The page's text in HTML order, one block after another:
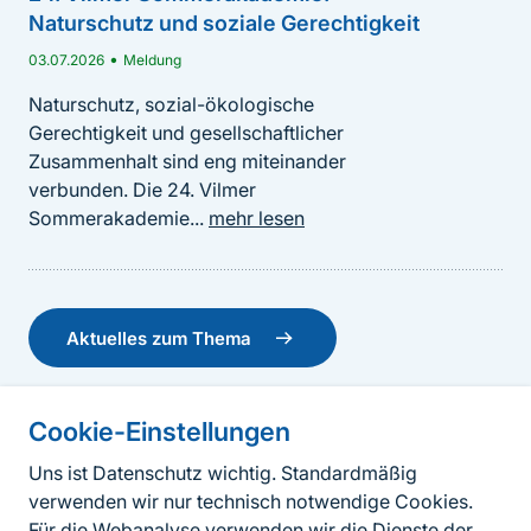
Cookie-Einstellungen
Uns ist Datenschutz wichtig. Standardmäßig
verwenden wir nur technisch notwendige Cookies.
Naturschutz und soziale Gerechtigkeit
03.07.2026 • Meldung
Naturschutz, sozial-ökologische
Gerechtigkeit und gesellschaftlicher
Zusammenhalt sind eng miteinander
verbunden. Die 24. Vilmer
Sommerakademie... mehr lesen
Aktuelles zum Thema
Aktuelle Biodiversitätsforschung 2026
Internationale Naturschutzakademie Insel Vilm
21.09.2026 (Mo.) 18:30Uhr – 25.09.2026 (Fr.) 09:00
Interdisziplinäre Tagung für Studierende und
Nachwuchswissenschaftler*innen zur Umsetzung des
Übereinkommens über die biologische Vielfalt (CBD)
private Schutzgebiete (PPAs) eine wichtige...
lesen
Modellierung im Naturschutz: Bedarfe und
Lösungen im Kontext von Renaturierung und
Klimawandel. Tagungsdokumentation
Informationen zur Seite
FußzeileKontakt zum BfN